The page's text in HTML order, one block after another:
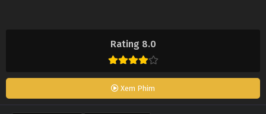
Rating 8.0
Xem Phim